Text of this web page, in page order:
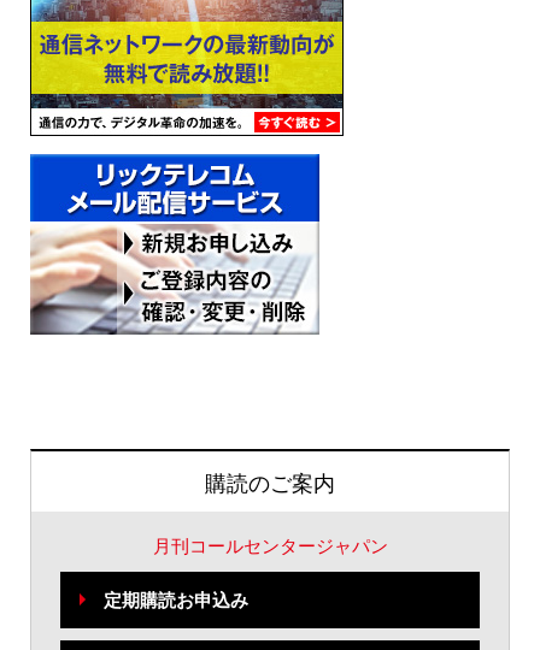
購読のご案内
月刊コールセンタージャパン
定期購読お申込み